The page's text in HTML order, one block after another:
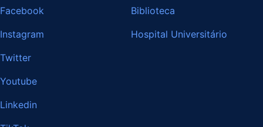
Facebook
Instagram
Twitter
Youtube
Linkedin
Biblioteca
Hospital Universitário